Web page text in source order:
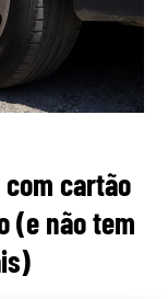
cartão
(e não tem